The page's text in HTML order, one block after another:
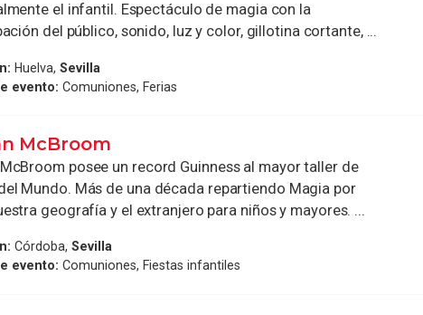
el infantil. Espectáculo de magia con la
del público, sonido, luz y color, gillotina cortante, ...
Huelva,Sevilla
evento: Comuniones, Ferias
McBroom
posee un record Guinness al mayor taller de
Mundo. Más de una década repartiendo Magia por
geografía y el extranjero para niños y mayores. ...
Córdoba,Sevilla
evento: Comuniones, Fiestas infantiles